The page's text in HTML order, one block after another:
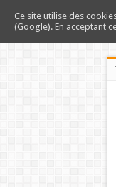
Ce site utilise des
(Google). En acceptant